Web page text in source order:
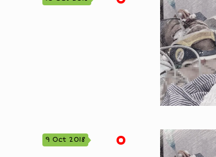
9 Oct 2018